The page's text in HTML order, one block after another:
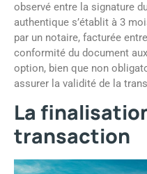
observé entre la signature
authentique s’établit à 3
par un notaire, facturée
conformité du document
option, bien que non
assurer la validité de la
La
transaction